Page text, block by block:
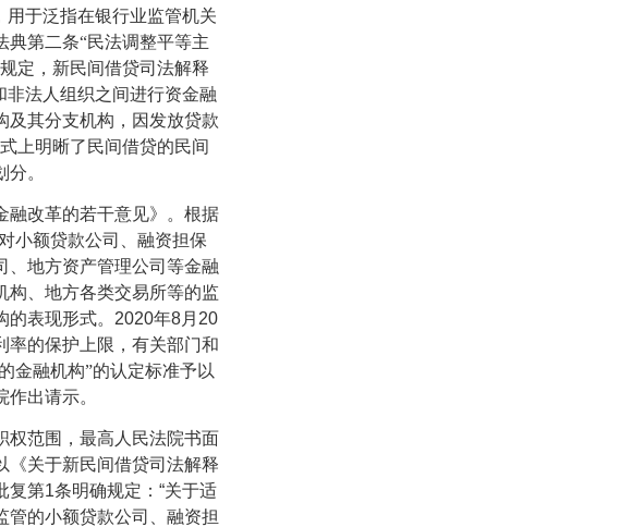
用于泛指在银行业监管机关
典第二条“民法调整平等主
定，新民间借贷司法解释
法人组织之间进行资金融
及其分支机构，因发放贷款
上明晰了民间借贷的民间
。
融改革的若干意见》。根据
小额贷款公司、融资担保
、地方资产管理公司等金融
构、地方各类交易所等的监
表现形式。 2020年8月 20
率的保护上限，有关部门和
金融机构”的认定标准予以
出请示。
权范围，最高人民法院书面
《关于新民间借贷司法解释
复第1条明确规定： “关于适
管的小额贷款公司、融资担